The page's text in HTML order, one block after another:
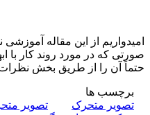
امیدواریم از این مقاله آموزشی
صورتی که در مورد روند کار با
حتماً آن را از طریق بخش
برچسب ها
تصویر متحرک
تصویر